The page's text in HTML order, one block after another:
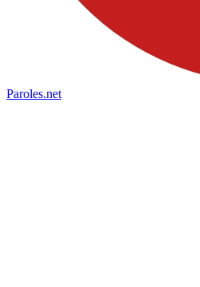
Paroles.net